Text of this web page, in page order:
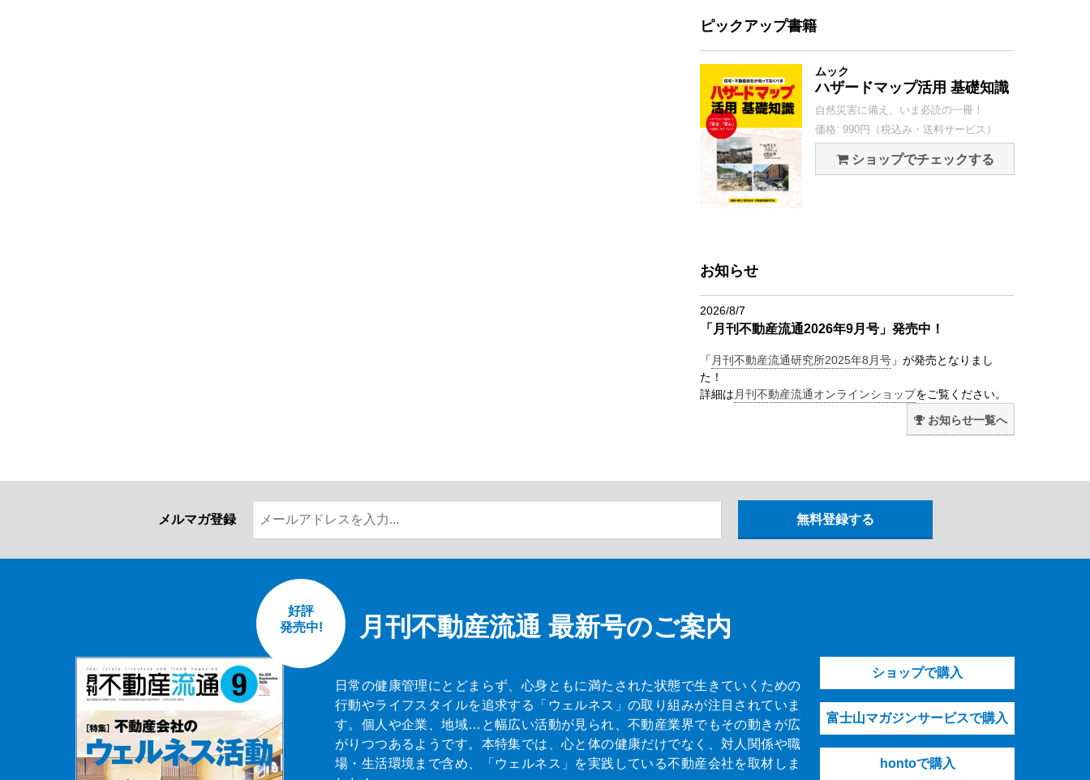
ピックアップ書籍
ムック
ハザードマップ活用 基礎知識
自然災害に備え、いま必読の一冊！
価格: 990円（税込み・送料サービス）
ショップでチェックする
お知らせ
2026/8/7
「月刊不動産流通2026年9月号」発売中！
「 月刊不動産流通研究所2025年8月号 」が発売となりまし
た！
詳細は 月刊不動産流通オンラインショップをご覧ください。
お知らせ一覧へ
メルマガ登録
月刊不動産流通 最新号のご案内
好評
発売中!
日常の健康管理にとどまらず、心身ともに満たされた状態で生きていくための
行動やライフスタイルを追求する「ウェルネス」の取り組みが注目されていま
す。個人や企業、地域…と幅広い活動が見られ、不動産業界でもその動きが広
がりつつあるようです。本特集では、心と体の健康だけでなく、対人関係や職
場・生活環境まで含め、「ウェルネス」を実践している不動産会社を取材しま
ショップで購入
富士山マガジンサービスで購入
hontoで購入